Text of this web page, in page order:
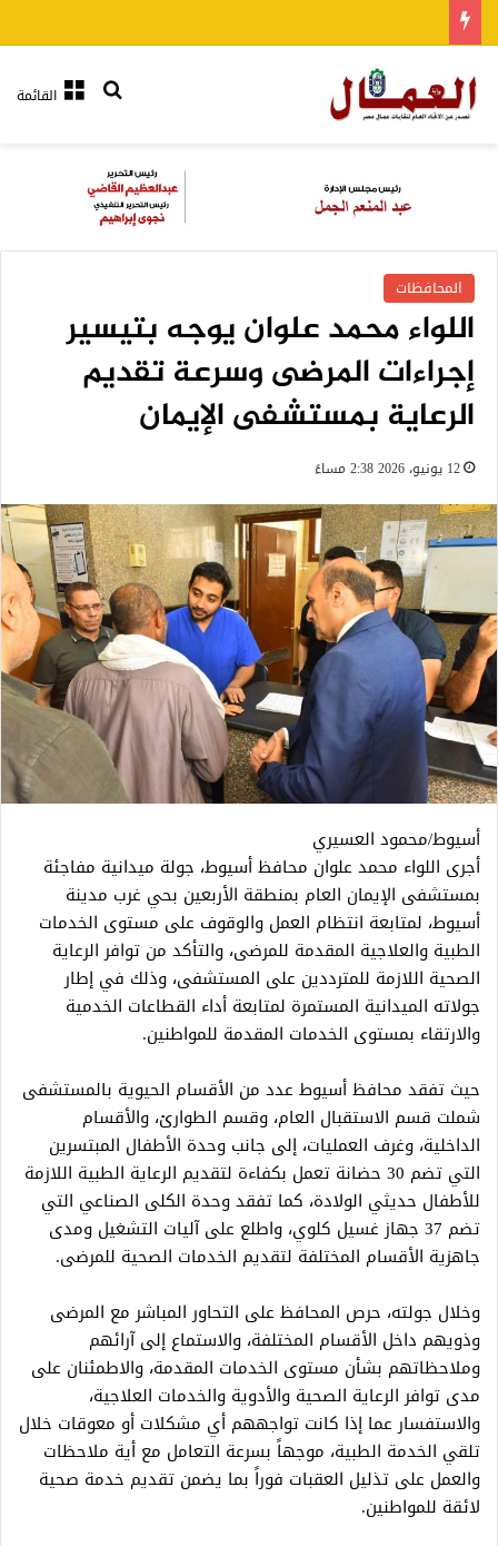
القائمةبحث عن
المحافظات
اللواء محمد علوان يوجه بتيسير
إجراءات المرضى وسرعة تقديم
الرعاية بمستشفى الإيمان
12 يونيو، 2026 2:38 مساءً
أسيوط/محمود العسيري
أجرى اللواء محمد علوان محافظ أسيوط، جولة ميدانية مفاجئة
بمستشفى الإيمان العام بمنطقة الأربعين بحي غرب مدينة
أسيوط، لمتابعة انتظام العمل والوقوف على مستوى الخدمات
الطبية والعلاجية المقدمة للمرضى، والتأكد من توافر الرعاية
الصحية اللازمة للمترددين على المستشفى، وذلك في إطار
جولاته الميدانية المستمرة لمتابعة أداء القطاعات الخدمية
والارتقاء بمستوى الخدمات المقدمة للمواطنين.
حيث تفقد محافظ أسيوط عدد من الأقسام الحيوية بالمستشفى
شملت قسم الاستقبال العام، وقسم الطوارئ، والأقسام
الداخلية، وغرف العمليات، إلى جانب وحدة الأطفال المبتسرين
التي تضم 30 حضانة تعمل بكفاءة لتقديم الرعاية الطبية اللازمة
للأطفال حديثي الولادة، كما تفقد وحدة الكلى الصناعي التي
تضم 37 جهاز غسيل كلوي، واطلع على آليات التشغيل ومدى
جاهزية الأقسام المختلفة لتقديم الخدمات الصحية للمرضى.
وخلال جولته، حرص المحافظ على التحاور المباشر مع المرضى
وذويهم داخل الأقسام المختلفة، والاستماع إلى آرائهم
وملاحظاتهم بشأن مستوى الخدمات المقدمة، والاطمئنان على
مدى توافر الرعاية الصحية والأدوية والخدمات العلاجية،
والاستفسار عما إذا كانت تواجههم أي مشكلات أو معوقات خلال
تلقي الخدمة الطبية، موجهاً بسرعة التعامل مع أية ملاحظات
والعمل على تذليل العقبات فوراً بما يضمن تقديم خدمة صحية
لائقة للمواطنين.